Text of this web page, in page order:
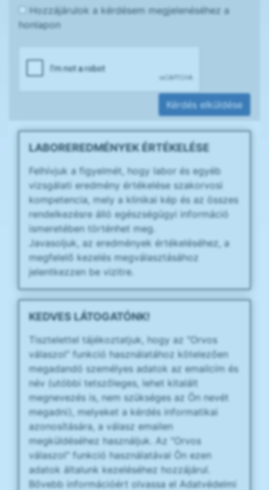
Hozzájárulok a kérdésem megjelenéséhez a
honlapon
Kérdés elküldése
LABOREREDMÉNYEK ÉRTÉKELÉSE
Felhívjuk a figyelmét, hogy labor és egyéb
vizsgálati eredmény értékelése szakorvosi
kompetencia, mely a klinikai kép és az összes
rendelkezésre álló egészségügyi információ
ismeretében történhet meg.
Javasoljuk, az eredmények értékeléséhez, a
megfelelő kezelés megválasztásához
jelentkezzen be vizitre.
KEDVES LÁTOGATÓNK!
Tisztelettel tájékoztatjuk, hogy az "Orvos
válaszol" funkció használatához kötelezően
megadandó személyes adatok az emailcím és
név (utóbbi tetszőleges, lehet kitalált
megnevezés is, nem szükséges az Ön nevét
megadni), melyeket a kérdés informatikai
azonosítására, a válasz emailen
megküldéséhez használjuk. Az "Orvos
válaszol" funkció használatával Ön ezen
adatok általunk kezeléséhez hozzájárul.
Bővebb információért olvassa el Adatvédelmi